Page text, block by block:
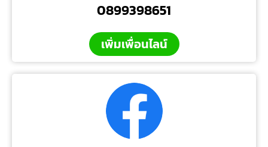
0899398651
เพิ่มเพื่อนไลน์